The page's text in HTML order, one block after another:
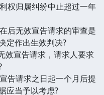
权归属纠纷中止超过一年
后无效宣告请求的审查是
定作出生效判决?
效宣告请求，请求人要求
告请求之日起一个月后提
应当予以考虑?